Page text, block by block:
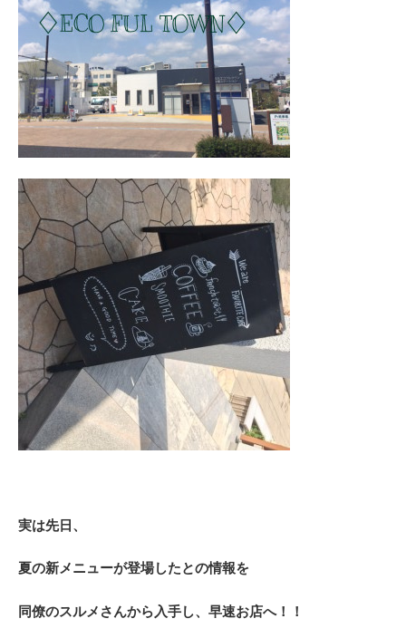
実は先日、
夏の新メニューが登場したとの情報を
同僚のスルメさんから入手し、早速お店へ！！